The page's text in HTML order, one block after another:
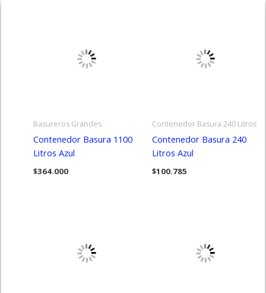
Basureros Grandes
Contenedor Basura 1100
Litros Azul
$364.000
Contenedor Basura 240 Litros
Contenedor Basura 240
Litros Azul
$100.785